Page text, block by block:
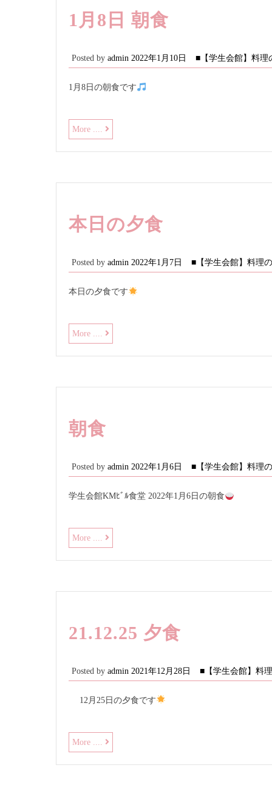
1月8日 朝食
Posted by admin 2022年1月10日 ■【学生会館】料理
1月8日の朝食です
More .... 1
月
8
本日の夕食
Posted by admin 2022年1月7日 ■【学生会館】料理
本日の夕食です
More .... 本
日
の
朝食
Posted by admin 2022年1月6日 ■【学生会館】料理
学生会館KMﾋﾞﾙ食堂 2022年1月6日の朝食
More .... 朝
食
21.12.25 夕食
Posted by admin 2021年12月28日 ■【学生会館】料
12月25日の夕食です
More .... 21.12.25
夕
食